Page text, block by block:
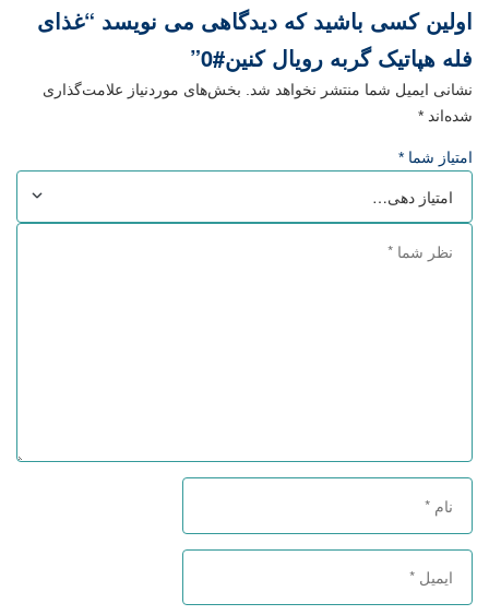
اولین کسی باشید که دیدگاهی می نویسد “غذای
فله هپاتیک گربه رویال کنین#0”
نشانی ایمیل شما منتشر نخواهد شد.
بخش‌های موردنیاز علامت‌گذاری
شده‌اند *
امتیاز شما *